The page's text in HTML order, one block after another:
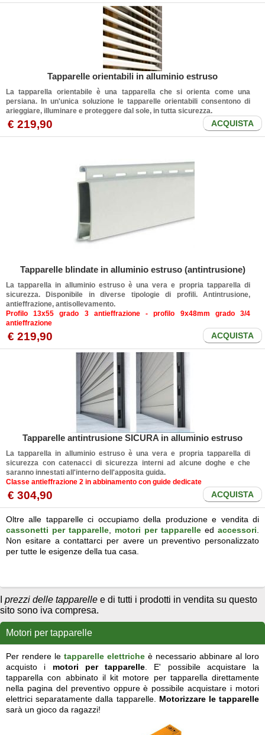
Tapparelle orientabili in alluminio estruso
La tapparella orientabile è una tapparella che siorienta come una
persiana. In un'unica soluzione le tapparelle orientabili consentono di
arieggiare, illuminare e proteggere dal sole, in tutta sicurezza.
€ 219,90 ACQUISTA
Tapparelle blindate in alluminio estruso (antintrusione)
La tapparella in alluminio estruso è una vera e propria tapparella di
sicurezza. Disponibile in diverse tipologie di profili. Antintrusione,
antieffrazione, antisollevamento.
Profilo 13x55 grado 3 antieffrazione - profilo 9x48mm grado 3/4
antieffrazione
€ 219,90 ACQUISTA
Tapparelle antintrusione SICURA in alluminio estruso
La tapparella in alluminio estruso è una vera e propria tapparella di
sicurezza con catenacci di sicurezza interni ad alcune doghe e che
saranno innestati all'interno dell'apposita guida.
Classe antieffrazione 2 in abbinamento con guide dedicate
€ 304,90 ACQUISTA
Oltre alle tapparelle ci occupiamo della produzione e vendita di
cassonetti per tapparelle
motori per tapparelle ed accessori
Non esitare a contattarci per avere un preventivo personalizzato
per tutte le esigenze della tua casa.
prezzi delle tapparelle e di tutti i prodotti in vendita su questo
sito sono iva compresa.
Motori per tapparelle
Per rendere le tapparelle elettriche è necessario abbinare al loro
acquisto i motori per tapparelle . E' possibile acquistare la
tapparella con abbinato il kit motore per tapparella direttamente
nella pagina del preventivo oppure è possibile acquistare i motori
elettrici separatamente dalla tapparelle. Motorizzare le tapparelle
sarà un gioco da ragazzi!